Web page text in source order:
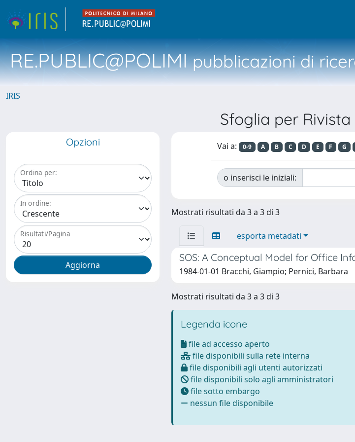
RE.PUBLIC@POLIMIpubblicazioni di
IRIS
Sfoglia per Rivista
Opzioni
Ordina per:
In ordine:
Risultati/Pagina
Vai a: 0-9 A B C D E F G
o inserisci le iniziali:
Mostrati risultati da 3 a 3 di 3
esporta metadati
SOS: A Conceptual Model for Office
1984-01-01 Bracchi, Giampio; Pernici, Barbara
Mostrati risultati da 3 a 3 di 3
Legenda icone
file ad accesso aperto
file disponibili sulla rete interna
file disponibili agli utenti autorizzati
file disponibili solo agli amministratori
file sotto embargo
nessun file disponibile